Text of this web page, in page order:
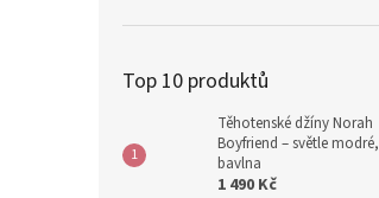
Top 10 produktů
Těhotenské džíny Norah
Boyfriend – světle modré,
bavlna
1 490 Kč